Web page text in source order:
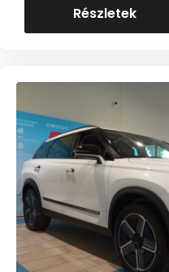
Részletek